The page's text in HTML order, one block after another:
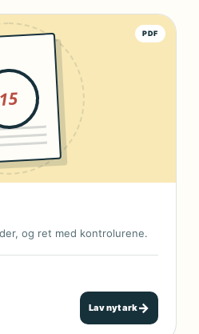
PDF
15
og ret med kontrolurene.
Lav nyt ark→